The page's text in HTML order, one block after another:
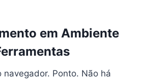
em Ambiente
navegador. Ponto. Não há